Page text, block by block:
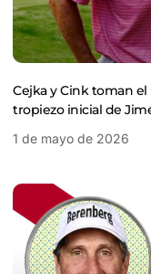
Cejka y Cink toman
tropiezo inicial de
1 de mayo de 2026